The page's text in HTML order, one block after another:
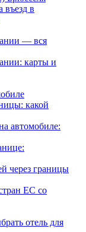
въезд в
— вся
карты и
какой
автомобиле:
через границы
ЕС со
отель для